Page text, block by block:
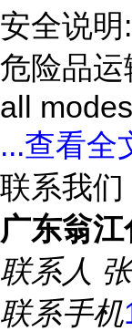
安全说
危险品
all
...查看全
联系我们
广东翁
联系人
联系手机